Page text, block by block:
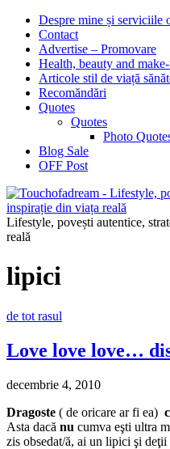
Despre mine și serviciile
Contact
Advertise – Promovare
Health, beauty and
Articole stil de viață
Recomăndări
Quotes
Quotes
Photo
Blog Sale
OFF Post
Lifestyle, povești autentice,
reală
lipici
de tot rasul
Love love love…
decembrie 4, 2010
Dragoste ( de oricare ar fi ea)
Asta dacă nu cumva eşti ultra
zis obsedat/ă, ai un lipici şi deţii